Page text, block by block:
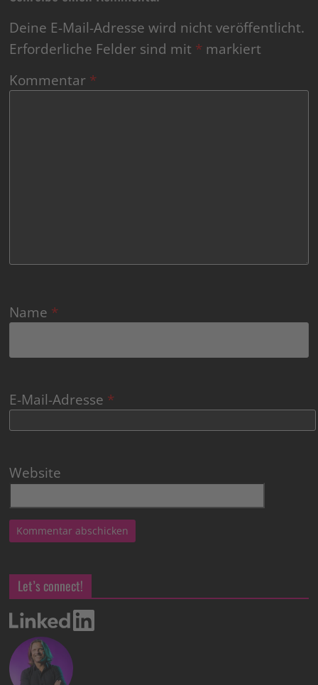
Deine E-Mail-Adresse wird nicht veröffentlicht.
Erforderliche Felder sind mit * markiert
Kommentar *
Name *
E-Mail-Adresse *
Website
Let’s connect!